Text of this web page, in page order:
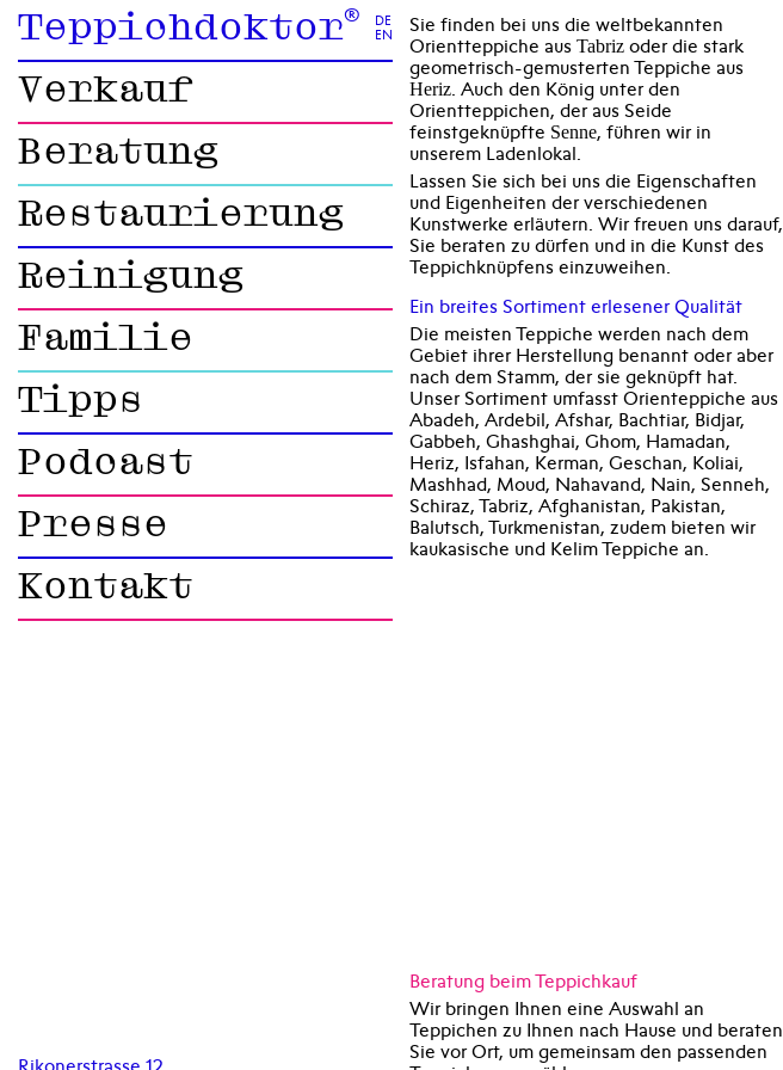
Teppichdoktor®
DE
EN
Sie finden bei uns die weltbekannten
Orientteppiche aus Tabriz oder die stark
geometrisch-gemusterten Teppiche aus
Heriz. Auch den König unter den
Orientteppichen, der aus Seide
feinstgeknüpfte Senne, führen wir in
unserem Ladenlokal.
Lassen Sie sich bei uns die Eigenschaften
und Eigenheiten der verschiedenen
Kunstwerke erläutern. Wir freuen uns darauf,
Sie beraten zu dürfen und in die Kunst des
Teppichknüpfens einzuweihen.
Ein breites Sortiment erlesener Qualität
Die meisten Teppiche werden nach dem
Gebiet ihrer Herstellung benannt oder aber
nach dem Stamm, der sie geknüpft hat.
Unser Sortiment umfasst Orienteppiche aus
Abadeh, Ardebil, Afshar, Bachtiar, Bidjar,
Gabbeh, Ghashghai, Ghom, Hamadan,
Heriz, Isfahan, Kerman, Geschan, Koliai,
Mashhad, Moud, Nahavand, Nain, Senneh,
Schiraz, Tabriz, Afghanistan, Pakistan,
Balutsch, Turkmenistan, zudem bieten wir
kaukasische und Kelim Teppiche an.
Beratung beim Teppichkauf
Wir bringen Ihnen eine Auswahl an
Teppichen zu Ihnen nach Hause und beraten
Sie vor Ort, um gemeinsam den passenden
Verkauf
Beratung
Restaurierung
Reinigung
Familie
Tipps
Podcast
Presse
Kontakt